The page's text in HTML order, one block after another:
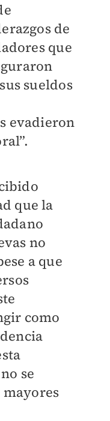
de
que
sueldos
evadieron
que la
no
a que
como
se